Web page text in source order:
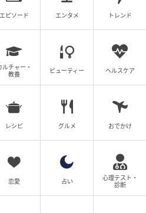
›
第1話から読む ›
›
私、仕事ができますので。
第1話から読む ›
エピソード エンタメ トレンド
ルチャー・
教養
ビューティー ヘルスケア
レシピ グルメ おでかけ
恋愛 占い
心理テスト・
診断